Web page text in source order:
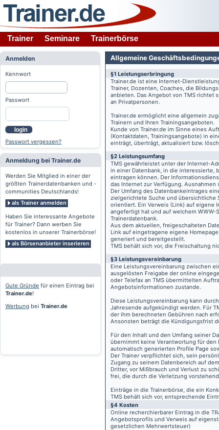
Trainer Seminare Trainerbörse
Anmelden
Kennwort
Passwort
login
Passwort vergessen?
Anmeldung bei Trainer.de
Werden Sie Mitglied in einer der
größten Trainerdatenbanken und -
communities Deutschlands!
als Trainer anmelden
Haben Sie interessante Angebote
für Trainer? Dann werben Sie
kostenlos in unserer Trainerbörse!
als Börsenanbieter inserieren
Gute Gründe für einen Eintrag bei
Trainer.de!
Werbung bei Trainer.de
Allgemeine
§1 Leistungserbringung
Trainer.de ist eine Internet-
Trainer, Dozenten, Coaches, die
anbieten. Das Angebot von TMS richtet
an Privatpersonen.
Trainer.de ermöglicht eine allgemein
Trainern und Ihren Trainingsangeboten.
Kunde von Trainer.de im Sinne eines
(Kontaktdaten, Trainingsangebote) in
einträgt, überträgt, aktualisiert bzw.
§2 Leistungsumfang
TMS gewährleistet unter der Internet-
in einer Datenbank, in die interessierte,
eintragen können. Der
das Internet zur Verfügung.
Der Umfang des Datenbankeintrages
zielgerichtete Suche und übersichtliche
orientiert. Ein Verweis (Link) auf eigene
angefertigt hat und auf welchem
Trainerdatenbank.
Aus dem aktuellen, freigeschalteten
Link auf eingetragene eigene
generiert und bereitgestellt.
TMS behält sich vor, die Freischaltung
§3 Leistungsvereinbarung
Eine Leistungsvereinbarung zwischen
ausgelösten Freigabe der online
oder Telefax an TMS übermittelten
Angebotsinformationen zustande.
Diese Leistungsvereinbarung kann
Jahresende aufgekündigt werden. Für
der ihm berechneten Gebühren nach
Ansonsten beträgt die Kündigungsfrist
Für den Inhalt und den Umfang seiner
übernimmt keine Verantwortung für den
automatisch generierten Profile Page
Der Trainer verpflichtet sich, sein
Zugang zu seinem Datenbereich auf
Dritter, vor Mißbrauch und Verlust zu
frei, die durch die Verletzung
Einträge in die Trainerbörse, die ein
TMS behält sich vor, entsprechende
§4 Kosten
Online recherchierbarer Eintrag in die
Angebotsprofils und Verweis auf
gesetzlichen Mehrwertsteuer)